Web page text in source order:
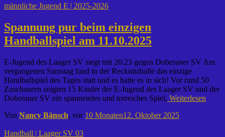
männliche Jugend E | 2025-2026
Spannung pur beim einzigen
Handballspiel am 11.10.2025
E-Jugend des Laager SV siegt mit 26:23 gegen Doberaner SV Am
vergangenen Samstag fand in der Recknitzhalle das einzige
Handballspiel des Tages statt und es hatte es in sich! Vor rund 50
Zuschauern zeigten 15 Kinder der E-Jugend des Laager SV und der
Doberaner SV ein spannendes und torreiches Spiel, Weiterlesen
Von Nancy Bänsch, vor 10 Monaten12. Oktober 2025
Handball | Laager SV 03